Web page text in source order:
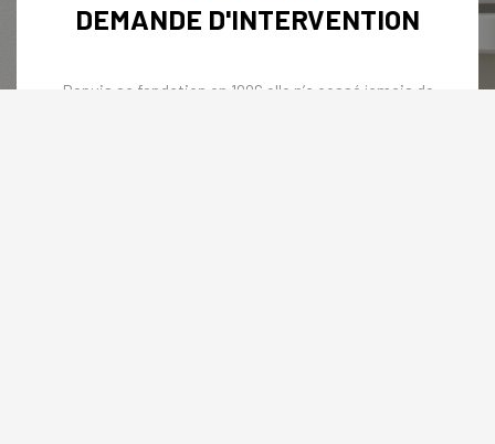
DEMANDE D'INTERVENTION
Depuis sa fondation en 1996 elle n’a cessé jamais de